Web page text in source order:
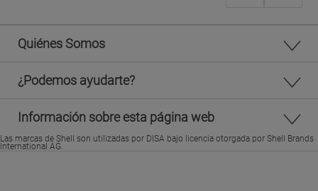
Quiénes Somos
¿Podemos ayudarte?
Información sobre esta página web
Las marcas de Shell son utilizadas por DISA bajo licencia otorgada por Shell Brands
International AG.